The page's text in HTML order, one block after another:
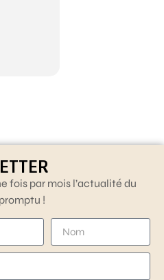
fois par mois l’actualité du
!